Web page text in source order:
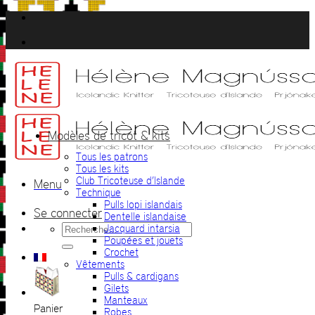
Passer
au
contenu
Menu
Se connecter
Recherche
pour :
Panier
Modèles de tricot & kits
Tous les patrons
Tous les kits
Club Tricoteuse d’Islande
Technique
Pulls lopi islandais
Dentelle islandaise
Jacquard intarsia
Poupées et jouets
Crochet
Vêtements
Pulls & cardigans
Gilets
Manteaux
Robes